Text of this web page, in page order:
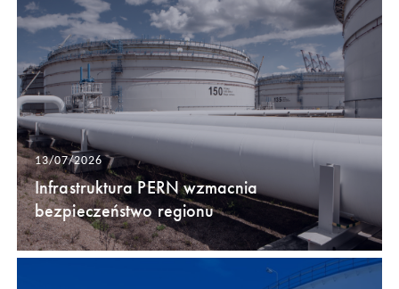
13/07/2026
Infrastruktura PERN wzmacnia
bezpieczeństwo regionu